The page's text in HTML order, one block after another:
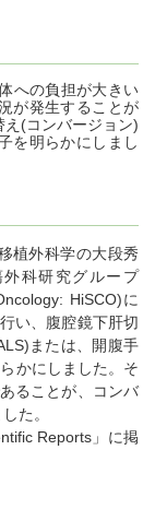
への負担が大きい
が発生することが
(コンバージョン)
を明らかにしまし
植外科学の大段秀
科研究グループ
HiSCO)に
い、腹腔鏡下肝切
または、開腹手
かにしました。そ
ることが、コンバ
た。
Reports」に掲